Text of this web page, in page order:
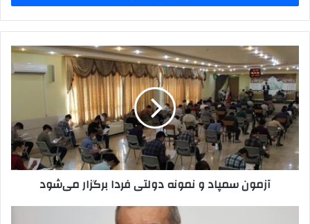
وارد
کنید
سمپاد
و
نمونه
دولتی
فردا
برگزار
می‌شود
آزمون سمپاد و نمونه دولتی فردا برگزار می‌شود